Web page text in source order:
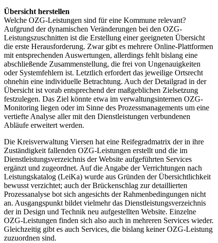
Übersicht herstellen
Welche OZG-Leistungen sind für eine Kommune relevant?
Aufgrund der dynamischen Veränderungen bei den OZG-
Leistungszuschnitten ist die Erstellung einer geeigneten Übersicht
die erste Herausforderung. Zwar gibt es mehrere Online-Plattformen
mit entsprechenden Auswertungen, allerdings fehlt bislang eine
abschließende Zusammenstellung, die frei von Ungenauigkeiten
oder Systemfehlern ist. Letztlich erfordert das jeweilige Ortsrecht
ohnehin eine individuelle Betrachtung. Auch der Detailgrad in der
Übersicht ist vorab entsprechend der maßgeblichen Zielsetzung
festzulegen. Das Ziel könnte etwa im verwaltungsinternen OZG-
Monitoring liegen oder im Sinne des Prozessmanagements um eine
vertiefte Analyse aller mit den Dienstleistungen verbundenen
Abläufe erweitert werden.
Die Kreisverwaltung Viersen hat eine Reifegradmatrix der in ihre
Zuständigkeit fallenden OZG-Leistungen erstellt und die im
Dienstleistungsverzeichnis der Website aufgeführten Services
ergänzt und zugeordnet. Auf die Angabe der Verrichtungen nach
Leistungskatalog (LeiKa) wurde aus Gründen der Übersichtlichkeit
bewusst verzichtet; auch der Brückenschlag zur detaillierten
Prozessanalyse bot sich angesichts der Rahmenbedingungen nicht
an. Ausgangspunkt bildet vielmehr das Dienstleistungsverzeichnis
der in Design und Technik neu aufgestellten Website. Einzelne
OZG-Leistungen finden sich also auch in mehreren Services wieder.
Gleichzeitig gibt es auch Services, die bislang keiner OZG-Leistung
zuzuordnen sind.